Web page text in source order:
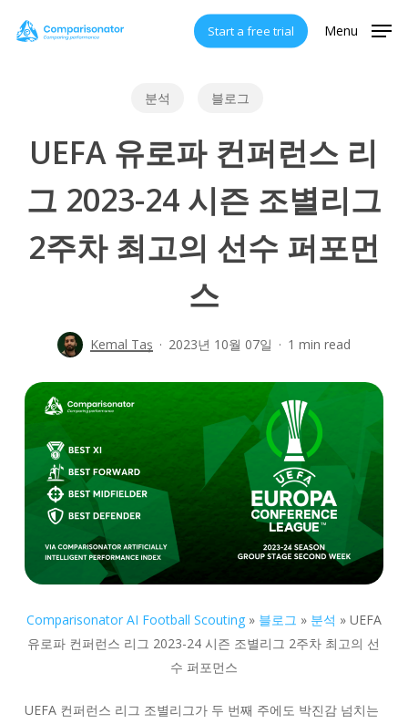
Start a free trial Menu
분석 블로그
UEFA 유로파 컨퍼런스 리
그 2023-24 시즌 조별리그
2주차 최고의 선수 퍼포먼
스
Kemal Taş 2023년 10월 07일 1 min read
Comparisonator AI Football Scouting» 블로그 » 분석 » UEFA
유로파 컨퍼런스 리그 2023-24 시즌 조별리그 2주차 최고의 선
수 퍼포먼스
UEFA 컨퍼런스 리그 조별리그가 두 번째 주에도 박진감 넘치는